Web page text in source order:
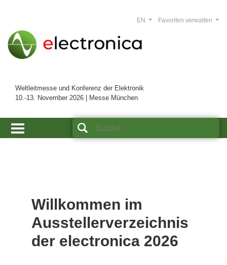
Weltleitmesse und Konferenz der Elektronik
10.-13. November 2026 | Messe München
Favoriten verwalten
EN
Willkommen im
Ausstellerverzeichnis
der electronica 2026